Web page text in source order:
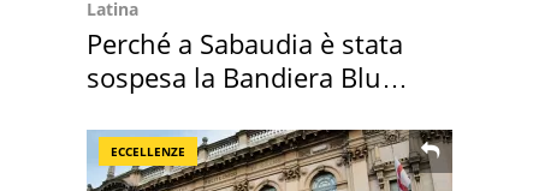
Latina
Perché a Sabaudia è stata
sospesa la Bandiera Blu
ECCELLENZE